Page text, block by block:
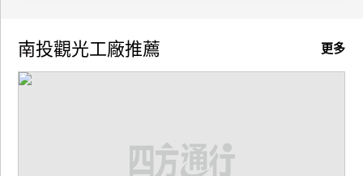
作
更多
南投觀光工廠推薦